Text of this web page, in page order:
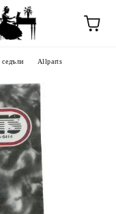
седъли Allparts